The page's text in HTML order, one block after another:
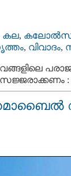
കല,
, വിവാദം,